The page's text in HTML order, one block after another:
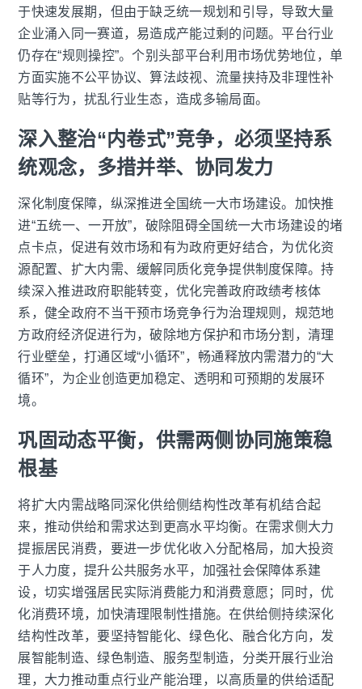
于快速发展期，但由于缺乏统一规划和引导，导致大量
企业涌入同一赛道，易造成产能过剩的问题。平台行业
仍存在“规则操控”。个别头部平台利用市场优势地位，单
方面实施不公平协议、算法歧视、流量挟持及非理性补
贴等行为，扰乱行业生态，造成多输局面。
深入整治“内卷式”竞争，必须坚持系
统观念，多措并举、协同发力
深化制度保障，纵深推进全国统一大市场建设。加快推
进“五统一、一开放”，破除阻碍全国统一大市场建设的堵
点卡点，促进有效市场和有为政府更好结合，为优化资
源配置、扩大内需、缓解同质化竞争提供制度保障。持
续深入推进政府职能转变，优化完善政府政绩考核体
系，健全政府不当干预市场竞争行为治理规则，规范地
方政府经济促进行为，破除地方保护和市场分割，清理
行业壁垒，打通区域“小循环”，畅通释放内需潜力的“大
循环”，为企业创造更加稳定、透明和可预期的发展环
境。
巩固动态平衡，供需两侧协同施策稳
根基
将扩大内需战略同深化供给侧结构性改革有机结合起
来，推动供给和需求达到更高水平均衡。在需求侧大力
提振居民消费，要进一步优化收入分配格局，加大投资
于人力度，提升公共服务水平，加强社会保障体系建
设，切实增强居民实际消费能力和消费意愿；同时，优
化消费环境，加快清理限制性措施。在供给侧持续深化
结构性改革，要坚持智能化、绿色化、融合化方向，发
展智能制造、绿色制造、服务型制造，分类开展行业治
理，大力推动重点行业产能治理，以高质量的供给适配